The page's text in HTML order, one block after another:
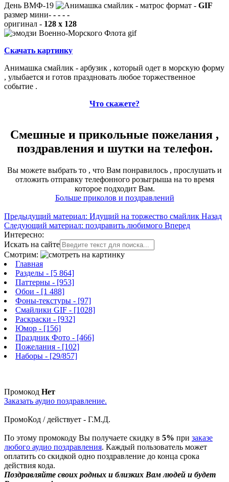
День ВМФ-19
формат - GIF
размер мини- - - - -
оригинал - 128 x 128
Скачать картинку
Анимашка смайлик - арбузик , который одет в морскую форму
, улыбается и готов праздновать любое торжественное
событие .
Что скажете?
Смешные и прикольные пожелания ,
поздравления и шутки на телефон.
Вы можете выбрать то , что Вам понравилось , прослушать и
отложить отправку телефонного розыгрыша на то время
которое подходит Вам.
Больше приколов и поздравлений
Предыдущий материал: Идущий на торжество смайлик Назад
Следующий материал: поздравить любимого Вперед
Интересно:
Искать на сайте
Смотрим:
Главная
Разделы - [5 864]
Паттерны - [953]
Обои - [1 488]
Фоны-текстуры - [97]
Смайлики GIF - [1028]
Раскраски - [932]
Юмор - [156]
Праздник Фото - [466]
Пожелания - [102]
Наборы - [29/857]
Промокод Нет
Заказать аудио поздравление.
ПромоКод / действует - Г.М.Д.
По этому промокоду Вы получаете скидку в 5% при заказе
любого аудио поздравления. Каждый пользователь может
оплатить со скидкой одно поздравление до конца срока
действия кода.
Поздравляйте своих родных и близких Вам людей и будет